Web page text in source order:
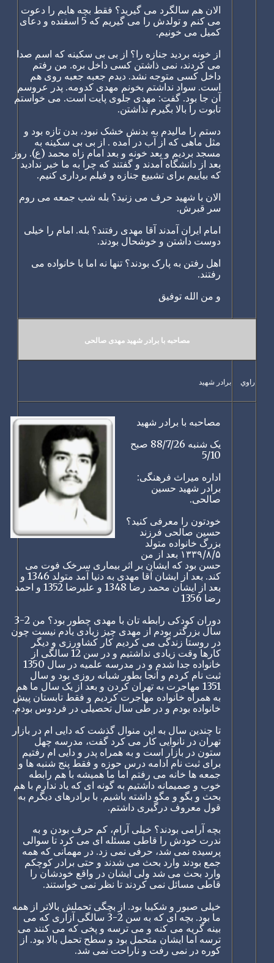
الان هم سالگرد می گیرید؟ فقط بچه هایم را دعوت
می کنم و تولدش را می گیریم که 5 اسفنده و دعای
کمیل می خونیم.
از خونه بردید جنازه را؟ از بی بی سکینه که اسم صدا
می کردند، نمی ذاشتن کسی داخل بره. من رفتم
داخل کسی متوجه نشد. دیدم جعبه جعبه روی هم
است. سواد نداشتم بخونم مهدی کدومه. پدر عروسم
آن جا بود. گفت: مهدی جلوی پایت است. می خواستم
تابوت را بالا بگیرم نذاشتن.
دستم را مالیدم به بدنش خشک نبود، بدن تازه بود و
مثل ماهی که از آب در آمده . از بی بی سکینه به
مسجد بردیم و بعد خونه و بعد امام زاه محمد (ع). روز
بعد از دانشگاه آمدند و گفتند که چرا به ما خبر ندادید
که بیاییم برای تشییع جنازه و فیلم برداری کنیم.
الان با شهید حرف می زنید؟ بله شب جمعه می روم
سر قبرش.
امام ایران آمدند آقا مهدی رفتند؟ بله. امام را خیلی
دوست داشتن و خوشحال بودند.
اهل رفتن به پارک بودند؟ تنها نه اما با خانواده می
رفتند.
و من الله توفیق
مصاحبه با برادر شهید مهدی صالحی
راوي برادر شهيد
مصاحبه با برادر شهید
یک شنبه 88/7/26 صبح
5/10
اداره میراث فرهنگی:
برادر شهید حسین
صالحی.
خودتون را معرفی کنید؟
حسین صالحی فرزند
بزرگ خانواده متولد
۱۳۳۹/۸/۵ بعد از من
حسن بود که ایشان بر اثر بیماری سرخک فوت می
کند. بعد از ایشان آقا مهدی به دنیا آمد متولد 1346 و
بعد از ایشان محمد رضا 1348 و علیرضا 1352 و احمد
رضا 1356
دوران کودکی رابطه تان با مهدی چطور بود؟ من 2-3
سال بزرگتر بودم از مهدی چیز زیادی یادم نیست چون
در روستا زندگی می کردیم کار کشاورزی و دیگر
کارها وقت زیادی نداشتیم و در سن 12 سالگی از
خانواده جدا شدم و در مدرسه علمیه در سال 1350
ثبت نام کردم و آنجا بطور شبانه روزی بود و سال
1351 مهاجرت به تهران کردن و بعد از یک سال ما هم
به همراه خانواده مهاجرت کردیم و فقط تابستان پیش
خانواده بودم و در طی سال تحصیلی در فردوس بودم.
تا چندین سال به این منوال گذشت که دایی ام در بازار
تهران در نانوایی کار می کرد گفت، مدرسه چهل
ستون در بازار است و به همراه پدر و دایی ام رفتیم
برای ثبت نام ادامه درس حوزه و فقط پنج شنبه ها و
جمعه ها خانه می رفتم اما ما همیشه با هم رابطه
خوب و صمیمانه داشتیم به گونه ای که یاد ندارم با هم
بحث و بگو و مگو داشته باشیم. با برادرهای دیگرم به
قول معروف درگیری داشتم.
بچه آرامی بودند؟ خیلی آرام، کم حرف بودن و به
ندرت خودش را قاطی مسئله ای می کرد تا سوالی
پرسیده نمی شد، حرفی نمی زد. در مهمانی که همه
جمع بودند وارد بحث می شدند و حتی برادر کوچکم
وارد بحث می شد ولی ایشان در واقع خودشان را
قاطی مسائل نمی کردند تا نظر نمی خواستند.
خیلی صبور و شکیبا بود. از بچگی تحملش بالاتر از همه
ما بود. بچه ای که به سن 2-3 سالگی آزاری که می
بینه گریه می کنه و می ترسه و پخی که می کنند می
ترسه اما ایشان متحمل بود و سطح تحمل بالا بود. از
کوره در نمی رفت و ناراحت نمی شد.